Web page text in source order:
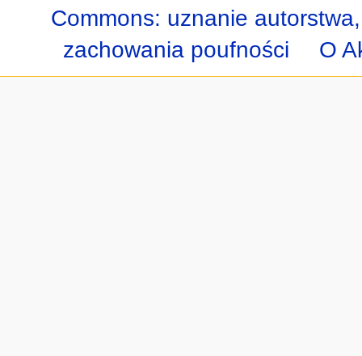
Commons: uznanie
zachowania poufności
O